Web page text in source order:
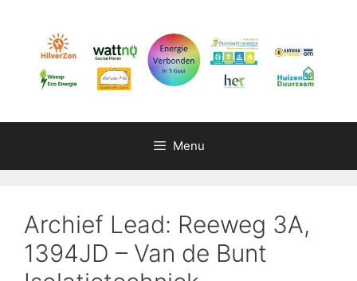
inhoud
Menu
Archief Lead: Reeweg 3A,
1394JD – Van de Bunt